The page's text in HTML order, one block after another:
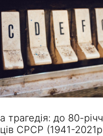
до 80-
СРСР (1941-